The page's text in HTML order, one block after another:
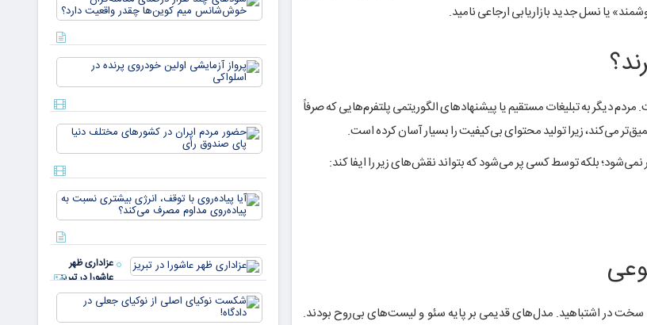
یا نسل جدید بازاریابی ارجاعی نامید.
مردم دیگر به تبلیغات مستقیم یا پیشنهادهای الگوریتمی پلتفرم‌هایی که صرفاً
می‌کند، زیرا تولید محتوای بی‌کیفیت را بسیار آسان کرده است.
بلکه توسط کسی پر می‌شود که بتواند نقش‌های زیر را ایفا کند:
در اشتباهید. مدل‌های قدیمی بر پایه سئو و لیست‌های بی‌روح بودند.
عزاداری ظهر
عاشورا در تبریز